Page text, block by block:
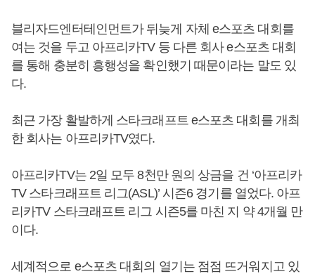
블리자드엔터테인먼트가 뒤늦게 자체 e스포츠 대회를
여는 것을 두고 아프리카TV 등 다른 회사 e스포츠 대회
를 통해 충분히 흥행성을 확인했기 때문이라는 말도 있
다.
최근 가장 활발하게 스타크래프트 e스포츠 대회를 개최
한 회사는 아프리카TV였다.
아프리카TV는 2일 모두 8천만 원의 상금을 건 ‘아프리카
TV 스타크래프트 리그(ASL)’ 시즌6 경기를 열었다. 아프
리카TV 스타크래프트 리그 시즌5를 마친 지 약 4개월 만
이다.
세계적으로 e스포츠 대회의 열기는 점점 뜨거워지고 있